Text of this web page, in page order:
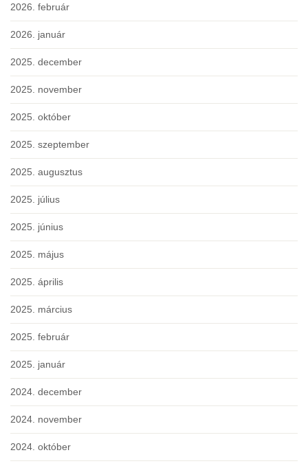
2026. február
2026. január
2025. december
2025. november
2025. október
2025. szeptember
2025. augusztus
2025. július
2025. június
2025. május
2025. április
2025. március
2025. február
2025. január
2024. december
2024. november
2024. október